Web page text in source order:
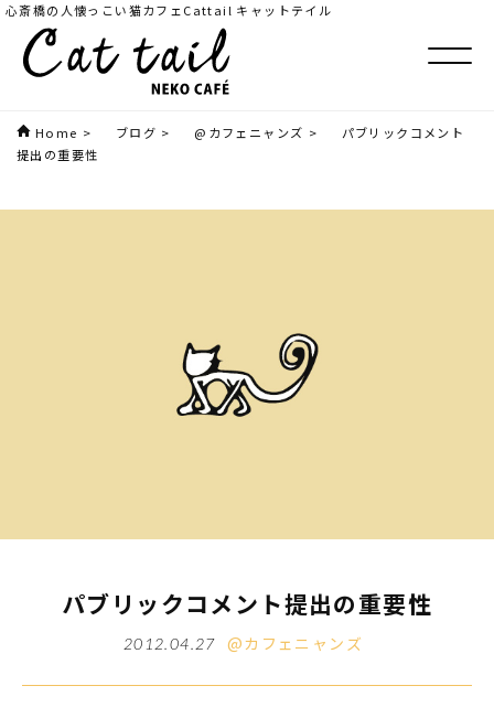
心斎橋の人懐っこい猫カフェCattail キャットテイル
Home > ブログ > @カフェニャンズ >
パブリックコメント
提出の重要性
パブリックコメント提出の重要性
2012.04.27 @カフェニャンズ